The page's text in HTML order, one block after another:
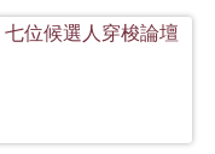
七位候選人穿梭論壇